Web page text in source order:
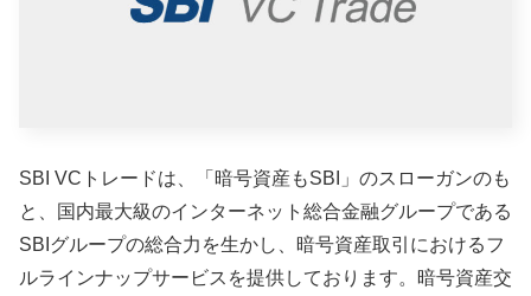
SBI VCトレードは、「暗号資産もSBI」のスローガンのも
と、国内最大級のインターネット総合金融グループである
SBIグループの総合力を生かし、暗号資産取引におけるフ
ルラインナップサービスを提供しております。暗号資産交